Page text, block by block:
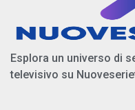
Esplora un universo di
televisivo su